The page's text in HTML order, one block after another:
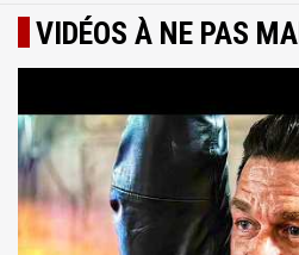
VIDÉOS À NE PAS